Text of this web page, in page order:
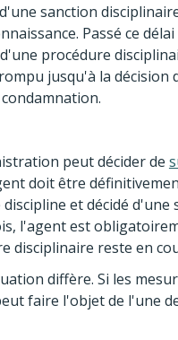
sanction
Passé ce
procédure
jusqu'à la décision
peut décider de
doit être
et décidé d'une
l'agent est
disciplinaire reste en
diffère. Si les
faire l'objet de l'une